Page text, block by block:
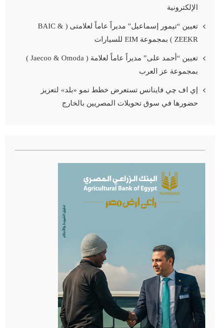
الإلكترونية
تعيين “تيمور إسماعيل” مديراً عاماً لعلامتى ( BAIC &
ZEEKR ) بمجموعة EIM للسيارات
تعيين “أحمد على” مديراً عاماً لعلامة ( Jaecoo & Omoda )
بمجموعة عز العرب
إي اف چي فاينانس تستعرض خطط نمو «بلد» لتعزيز
حضورها في سوق تحويلات المصريين بالخارج